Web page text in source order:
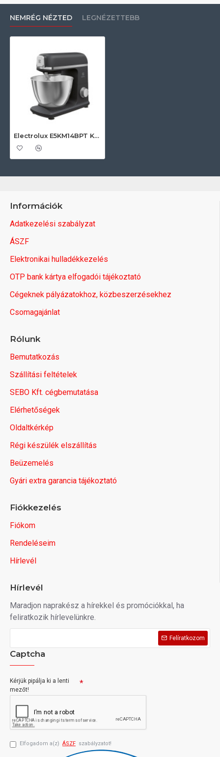
NEMRÉG NÉZTED LEGNÉZETTEBB
Electrolux E5KM14BPT Komplex robotgép
Információk
Adatkezelési szabályzat
ÁSZF
Elektronikai hulladékkezelés
OTP bank kártya elfogadói tájékoztató
Cégeknek pályázatokhoz, közbeszerzésekhez
Csomagajánlat
Rólunk
Bemutatkozás
Szállítási feltételek
SEBO Kft. cégbemutatása
Elérhetőségek
Oldaltkérkép
Régi készülék elszállítás
Beüzemelés
Gyári extra garancia tájékoztató
Fiókkezelés
Fiókom
Rendeléseim
Hírlevél
Hírlevél
Maradjon naprakész a hírekkel és promóciókkal, ha
feliratkozik hírlevelünkre.
Felíratkozom
Captcha
Kérjük pipálja ki a lenti
mezőt!
Elfogadom a(z) ÁSZF szabályzatot!